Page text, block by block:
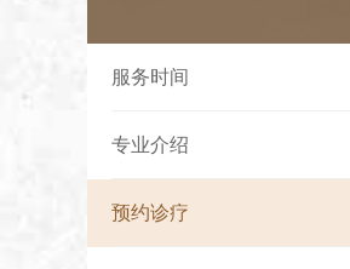
服务时间
专业介绍
预约诊疗